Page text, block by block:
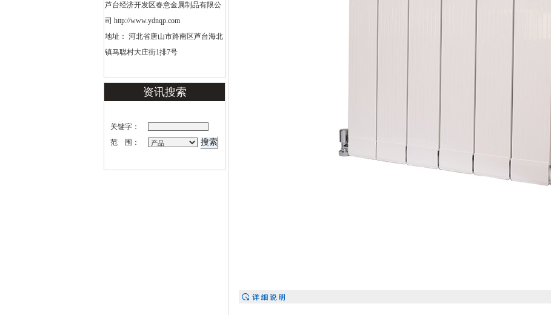
芦台经济开发区春意金属制品有限公
司 http://www.ydnqp.com
地址： 河北省唐山市路南区芦台海北
镇马聪村大庄街1排7号
资讯搜索
关键字：
范 围：